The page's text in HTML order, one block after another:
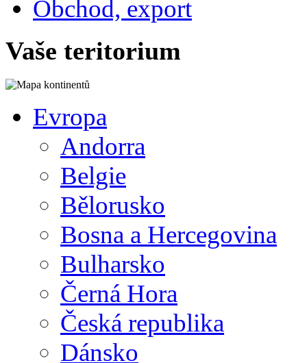
Obchod, export
Vaše teritorium
Evropa
Andorra
Belgie
Bělorusko
Bosna a Hercegovina
Bulharsko
Černá Hora
Česká republika
Dánsko